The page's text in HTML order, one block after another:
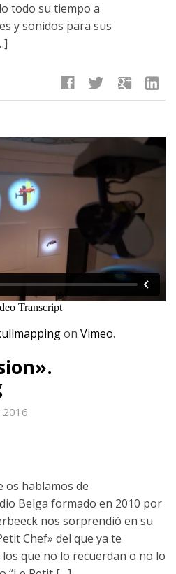
todo su tiempo a
y sonidos para sus
facebook twitter google linkedin
on Vimeo.
2016
os hablamos de
Belga formado en 2010 por
nos sorprendió en su
Chef» del que ya te
que no lo recuerdan o no lo